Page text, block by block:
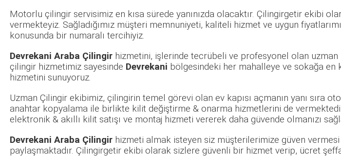
Motorlu çilingir servisimiz en kısa sürede yanınızda olacaktır. Çilingirgetir ekibi
vermekteyiz. Sağladığımız müşteri memnuniyeti, kaliteli hizmet ve uygun
konusunda bir numaralı tercihiyiz.
Devrekani Araba Çilingir hizmetini, işlerinde tecrübeli ve profesyonel olan
çilingir hizmetimiz sayesinde Devrekani bölgesindeki her mahalleye ve sokağa en
hizmetini sunuyoruz.
Uzman Çilingir ekibimiz, çilingirin temel görevi olan ev kapısı açmanın yanı sıra
anahtar kopyalama ile birlikte kilit değiştirme & onarma hizmetlerini de
elektronik & akıllı kilit satışı ve montaj hizmeti vererek daha güvende olmanızı
Devrekani Araba Çilingir hizmeti almak isteyen siz müşterilerimize güven
paylaşmaktadır. Çilingirgetir ekibi olarak sizlere güvenli bir hizmet verip, ücret